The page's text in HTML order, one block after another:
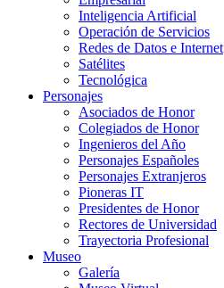
Inteligencia Artificial
Operación de Servicios
Redes de Datos e Internet
Satélites
Tecnológica
Personajes
Asociados de Honor
Colegiados de Honor
Ingenieros del Año
Personajes Españoles
Personajes Extranjeros
Pioneras IT
Presidentes de Honor
Rectores de Universidad
Trayectoria Profesional
Museo
Galería